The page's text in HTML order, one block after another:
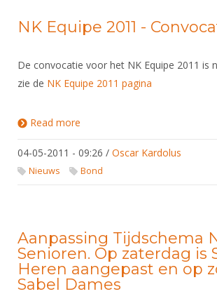
NK Equipe 2011 -
De convocatie voor het NK Equipe 2011 is
zie de NK Equipe 2011 pagina
Read more
04-05-2011 - 09:26 / Oscar Kardolus
Nieuws Bond
Aanpassing Tijdschema
Senioren. Op zaterdag is
Heren aangepast en op
Sabel Dames